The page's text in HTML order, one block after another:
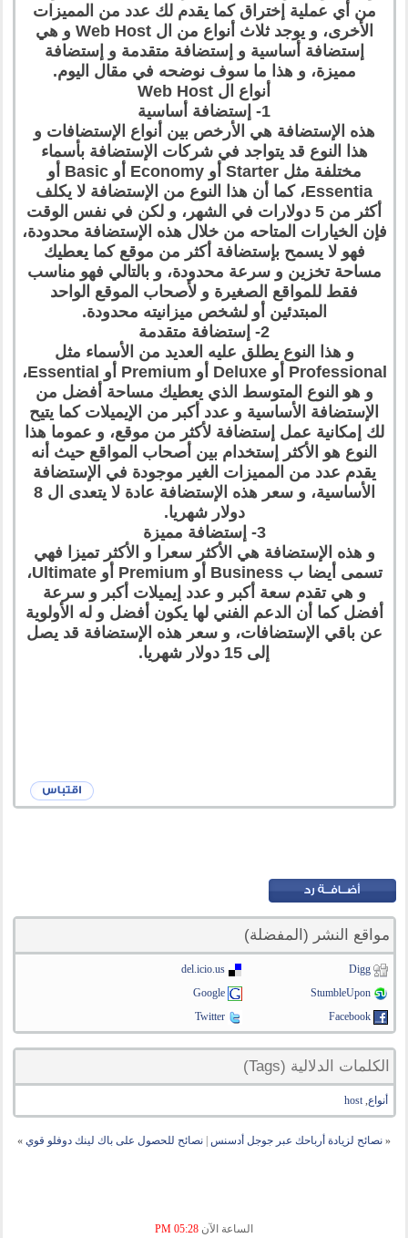
من أي عملية إختراق كما يقدم لك عدد من المميزات
الأخرى، و يوجد ثلاث أنواع من ال Web Host و هي
إستضافة أساسية و إستضافة متقدمة و إستضافة
مميزة، و هذا ما سوف نوضحه في مقال اليوم.
أنواع ال Web Host
1- إستضافة أساسية
هذه الإستضافة هي الأرخص بين أنواع الإستضافات و
هذا النوع قد يتواجد في شركات الإستضافة بأسماء
مختلفة مثل Starter أو Economy أو Basic أو
Essentia، كما أن هذا النوع من الإستضافة لا يكلف
أكثر من 5 دولارات في الشهر، و لكن في نفس الوقت
فإن الخيارات المتاحه من خلال هذه الإستضافة محدودة،
فهو لا يسمح بإستضافة أكثر من موقع كما يعطيك
مساحة تخزين و سرعة محدودة، و بالتالي فهو مناسب
فقط للمواقع الصغيرة و لأصحاب الموقع الواحد
المبتدئين أو لشخص ميزانيته محدودة.
2- إستضافة متقدمة
و هذا النوع يطلق عليه العديد من الأسماء مثل
Professional أو Deluxe أو Premium أو Essential،
و هو النوع المتوسط الذي يعطيك مساحة أفضل من
الإستضافة الأساسية و عدد أكبر من الإيميلات كما يتيح
لك إمكانية عمل إستضافة لأكثر من موقع، و عموما هذا
النوع هو الأكثر إستخدام بين أصحاب المواقع حيث أنه
يقدم عدد من المميزات الغير موجودة في الإستضافة
الأساسية، و سعر هذه الإستضافة عادة لا يتعدى ال 8
دولار شهريا.
3- إستضافة مميزة
و هذه الإستضافة هي الأكثر سعرا و الأكثر تميزا فهي
تسمى أيضا ب Business أو Premium أو Ultimate،
و هي تقدم سعة أكبر و عدد إيميلات أكبر و سرعة
أفضل كما أن الدعم الفني لها يكون أفضل و له الأولوية
عن باقي الإستضافات، و سعر هذه الإستضافة قد يصل
إلى 15 دولار شهريا.
مواقع النشر (المفضلة)
Digg
del.icio.us
StumbleUpon
Google
Facebook
Twitter
الكلمات الدلالية (Tags)
أنواع,
host
« نصائح لزيادة أرباحك عبر جوجل أدسنس نصائح للحصول على باك لينك دوفلو قوي »
الساعة الآن 05:28 PM